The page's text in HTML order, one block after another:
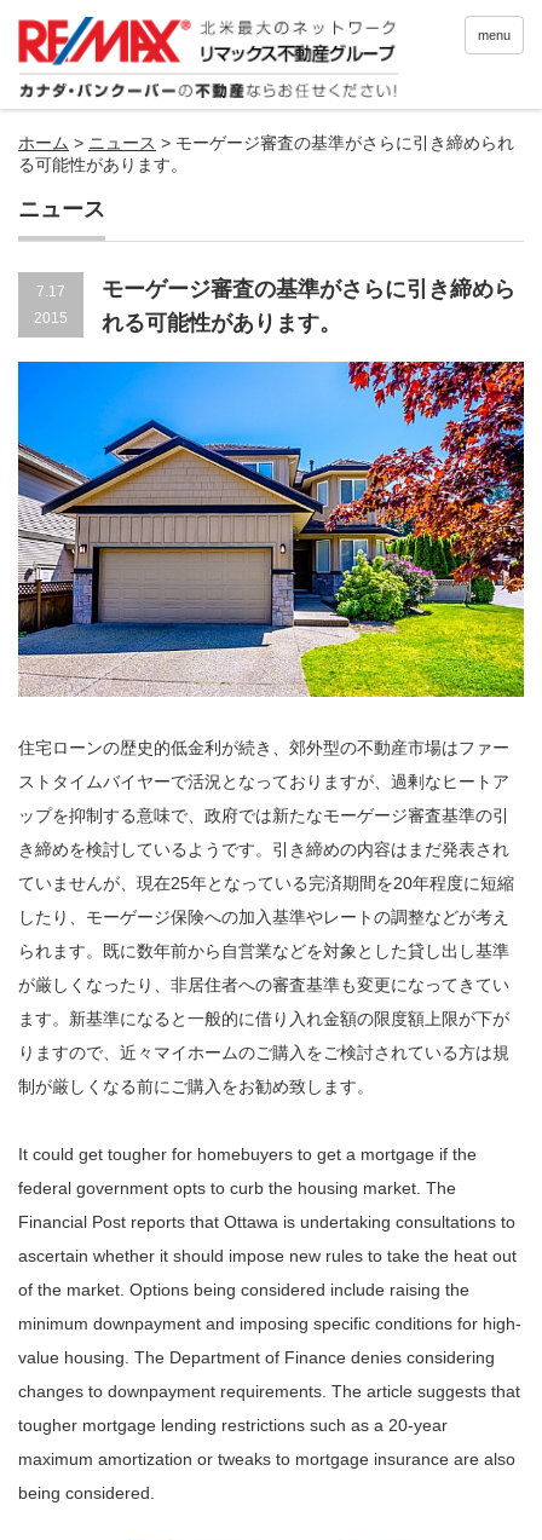
menu
ホーム > ニュース > モーゲージ審査の基準がさらに引き締められ
る可能性があります。
ニュース
7.17
2015
モーゲージ審査の基準がさらに引き締めら
れる可能性があります。
住宅ローンの歴史的低金利が続き、郊外型の不動産市場はファー
ストタイムバイヤーで活況となっておりますが、過剰なヒートア
ップを抑制する意味で、政府では新たなモーゲージ審査基準の引
き締めを検討しているようです。引き締めの内容はまだ発表され
ていませんが、現在25年となっている完済期間を20年程度に短縮
したり、モーゲージ保険への加入基準やレートの調整などが考え
られます。既に数年前から自営業などを対象とした貸し出し基準
が厳しくなったり、非居住者への審査基準も変更になってきてい
ます。新基準になると一般的に借り入れ金額の限度額上限が下が
りますので、近々マイホームのご購入をご検討されている方は規
制が厳しくなる前にご購入をお勧め致します。
It could get tougher for homebuyers to get a mortgage if the
federal government opts to curb the housing market. The
Financial Post reports that Ottawa is undertaking consultations to
ascertain whether it should impose new rules to take the heat out
of the market. Options being considered include raising the
minimum downpayment and imposing specific conditions for high-
value housing. The Department of Finance denies considering
changes to downpayment requirements. The article suggests that
tougher mortgage lending restrictions such as a 20-year
maximum amortization or tweaks to mortgage insurance are also
being considered.